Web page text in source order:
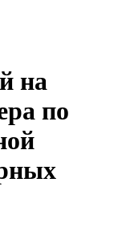
на
по